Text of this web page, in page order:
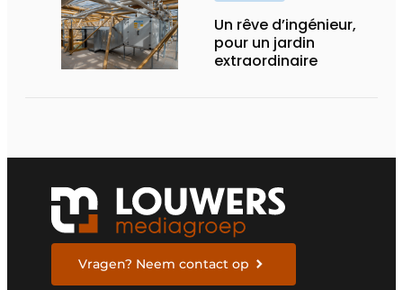
Un rêve d’ingénieur,
pour un jardin
extraordinaire
Vragen? Neem contact op